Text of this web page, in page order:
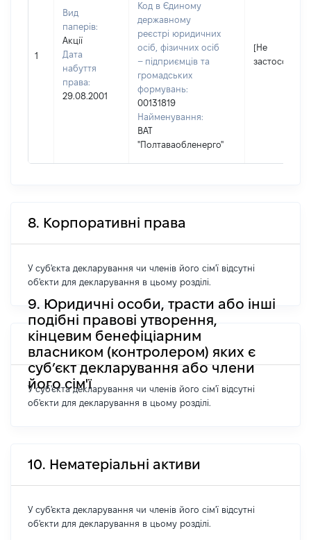
1
Вид
паперів:
Акції
Дата
набуття
права:
29.08.2001
Код в Єдиному
державному
реєстрі юридичних
осіб, фізичних осіб
– підприємців та
громадських
формувань:
00131819
Найменування:
ВАТ
"Полтаваобленерго"
[Не
8. Корпоративні права
У суб'єкта декларування чи членів його сім'ї відсутні
об'єкти для декларування в цьому розділі.
9. Юридичні особи, трасти або інші
подібні правові утворення,
кінцевим бенефіціарним
власником (контролером) яких є
суб’єкт декларування або члени
його сім'ї
У суб'єкта декларування чи членів його сім'ї відсутні
об'єкти для декларування в цьому розділі.
10. Нематеріальні активи
У суб'єкта декларування чи членів його сім'ї відсутні
об'єкти для декларування в цьому розділі.